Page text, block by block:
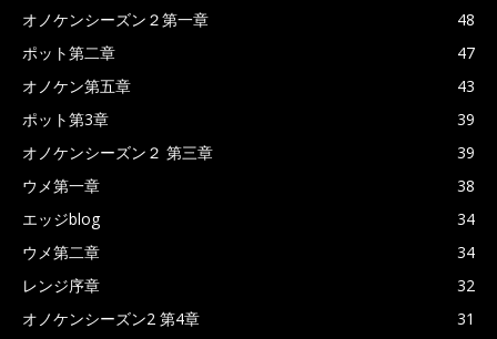
オノケンシーズン２第一章
48
ポット第二章
47
オノケン第五章
43
ポット第3章
39
オノケンシーズン２ 第三章
39
ウメ第一章
38
エッジblog
34
ウメ第二章
34
レンジ序章
32
オノケンシーズン2 第4章
31